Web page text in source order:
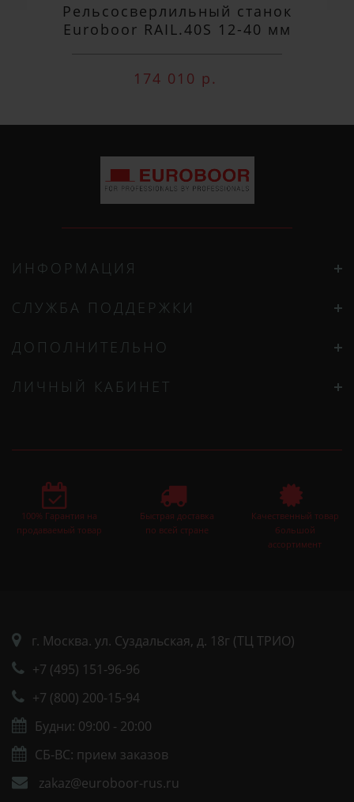
Рельсосверлильный станок
Euroboor RAIL.40S 12-40 мм
174 010 р.
ИНФОРМАЦИЯ
СЛУЖБА ПОДДЕРЖКИ
ДОПОЛНИТЕЛЬНО
ЛИЧНЫЙ КАБИНЕТ
100% Гарантия на
продаваемый товар
Быстрая доставка
по всей стране
Качественный товар
большой
ассортимент
г. Москва. ул. Суздальская, д. 18г (ТЦ ТРИО)
+7 (495) 151-96-96
+7 (800) 200-15-94
Будни: 09:00 - 20:00
СБ-ВС: прием заказов
zakaz@euroboor-rus.ru